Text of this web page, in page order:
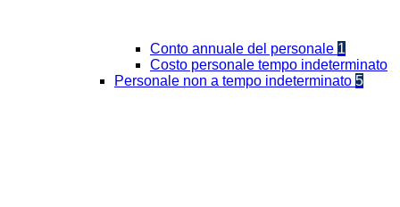
Conto annuale del personale 1
Costo personale tempo indeterminato
Personale non a tempo indeterminato 5